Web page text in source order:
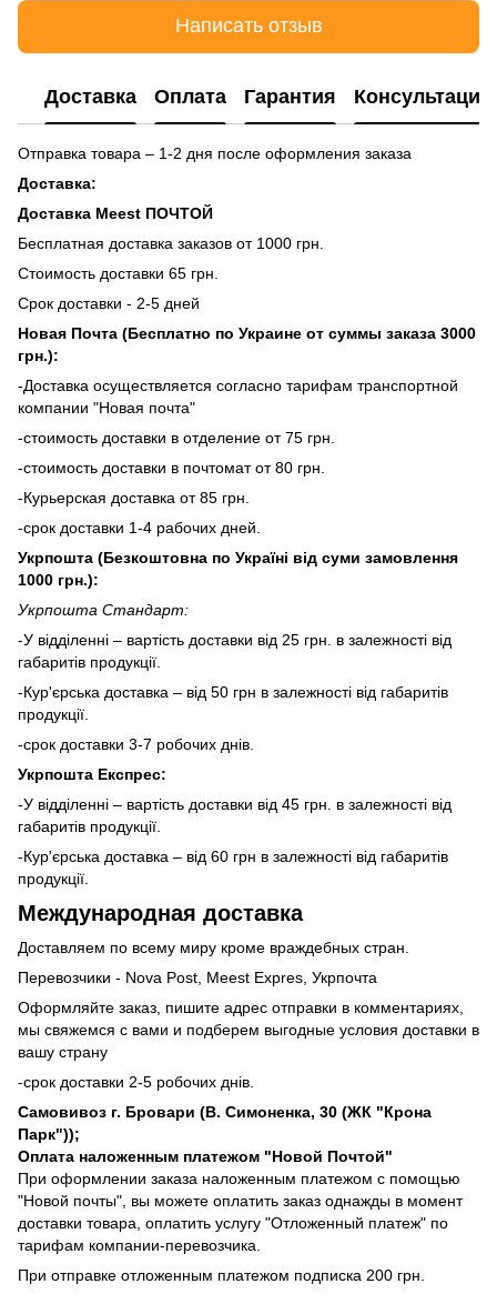
Написать отзыв
Доставка Оплата Гарантия Консультация
Отправка товара – 1-2 дня после оформления заказа
Доставка:
Доставка Meest ПОЧТОЙ
Бесплатная доставка заказов от 1000 грн.
Стоимость доставки 65 грн.
Срок доставки - 2-5 дней
Новая Почта (Бесплатно по Украине от суммы заказа 3000
грн.):
-Доставка осуществляется согласно тарифам транспортной
компании "Новая почта"
-стоимость доставки в отделение от 75 грн.
-стоимость доставки в почтомат от 80 грн.
-Курьерская доставка от 85 грн.
-срок доставки 1-4 рабочих дней.
Укрпошта (Безкоштовна по Україні від суми замовлення
1000 грн.):
Укрпошта Стандарт:
-У відділенні – вартість доставки від 25 грн. в залежності від
габаритів продукції.
-Кур'єрська доставка – від 50 грн в залежності від габаритів
продукції.
-срок доставки 3-7 робочих днів.
Укрпошта Експрес:
-У відділенні – вартість доставки від 45 грн. в залежності від
габаритів продукції.
-Кур'єрська доставка – від 60 грн в залежності від габаритів
продукції.
Международная доставка
Доставляем по всему миру кроме враждебных стран.
Перевозчики - Nova Post, Meest Expres, Укрпочта
Оформляйте заказ, пишите адрес отправки в комментариях,
мы свяжемся с вами и подберем выгодные условия доставки в
вашу страну
-срок доставки 2-5 робочих днів.
Самовивоз г. Бровари (В. Симоненка, 30 (ЖК "Крона
Парк"));
Оплата наложенным платежом "Новой Почтой"
При оформлении заказа наложенным платежом с помощью
"Новой почты", вы можете оплатить заказ однажды в момент
доставки товара, оплатить услугу "Отложенный платеж" по
тарифам компании-перевозчика.
При отправке отложенным платежом подписка 200 грн.